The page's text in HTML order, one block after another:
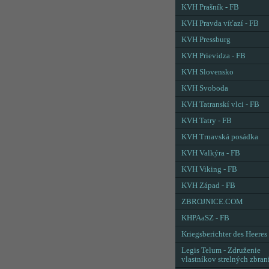
KVH Prašník - FB
KVH Pravda víťazí - FB
KVH Pressburg
KVH Prievidza - FB
KVH Slovensko
KVH Svoboda
KVH Tatranskí vlci - FB
KVH Tatry - FB
KVH Trnavská posádka
KVH Valkýra - FB
KVH Viking - FB
KVH Západ - FB
ZBROJNICE.COM
KHPAaSZ - FB
Kriegsberichter des Heeres
Legis Telum - Združenie
vlastníkov strelných